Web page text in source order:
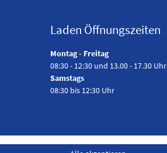
Laden Öffnungszeiten
Montag - Freitag
08:30 - 12:30 und 13.00 - 17.30 Uhr
Samstags
08:30 bis 12:30 Uhr